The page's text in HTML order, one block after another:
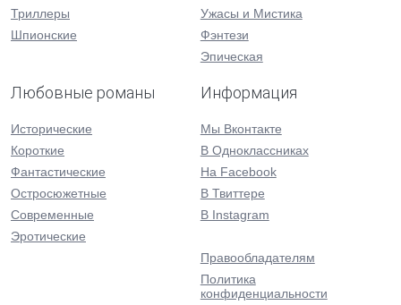
Триллеры
Шпионские
Ужасы и Мистика
Фэнтези
Эпическая
Любовные романы
Исторические
Короткие
Фантастические
Остросюжетные
Современные
Эротические
Информация
Мы Вконтакте
В Одноклассниках
На Facebook
В Твиттере
В Instagram
Правообладателям
Политика
конфиденциальности